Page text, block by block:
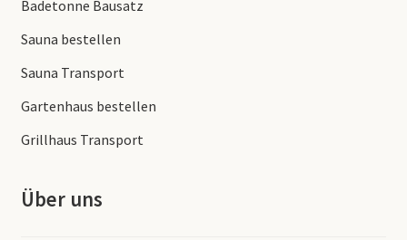
Badetonne Bausatz
Sauna bestellen
Sauna Transport
Gartenhaus bestellen
Grillhaus Transport
Über uns